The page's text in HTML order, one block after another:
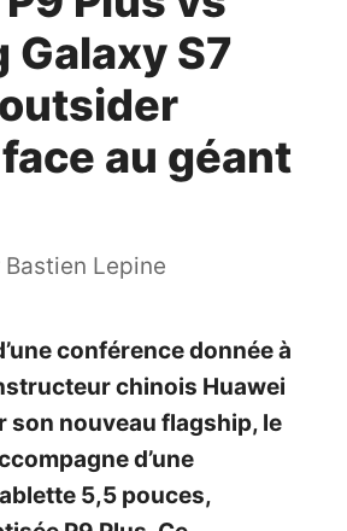
Galaxy S7
au géant
Bastien Lepine
conférence donnée à
chinois Huawei
son nouveau flagship, le
d’une
5,5 pouces,